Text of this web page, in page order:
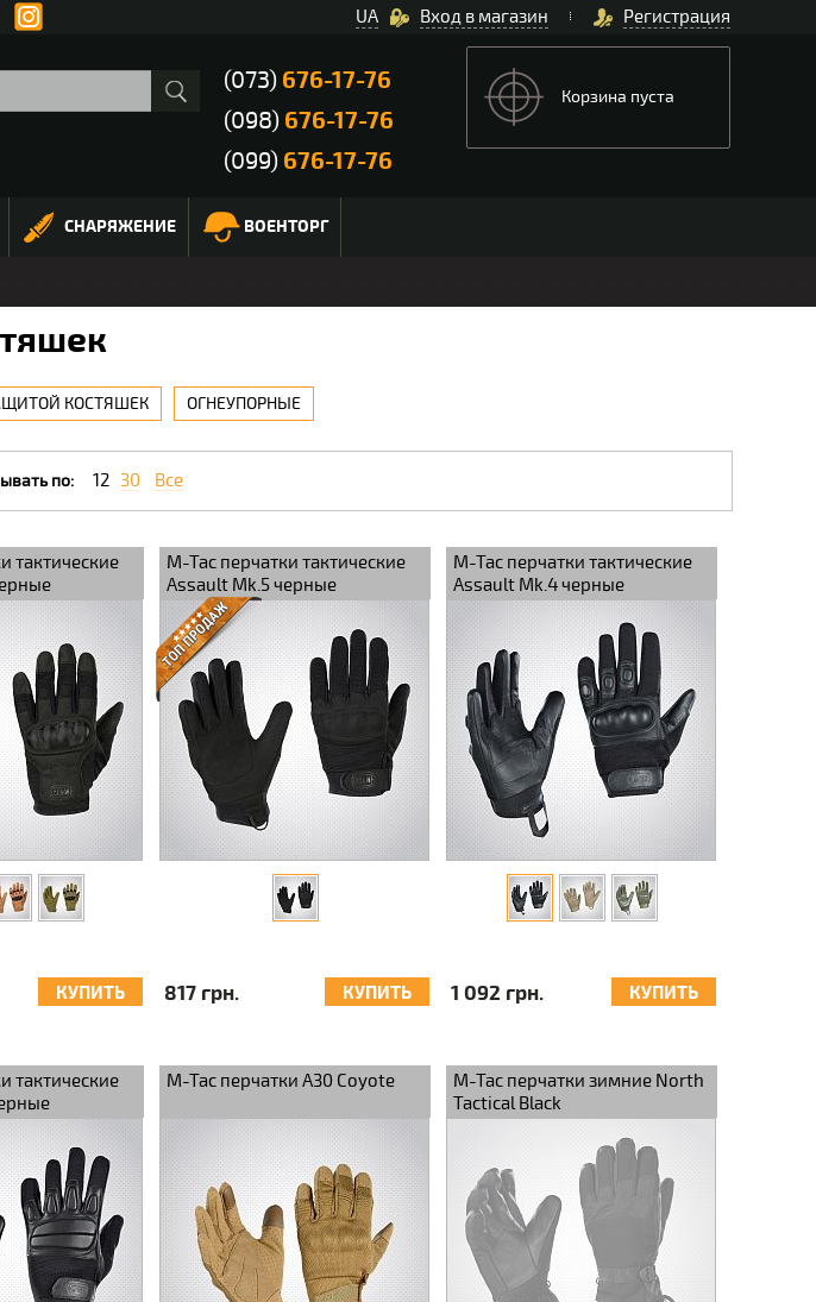
Вход в магазин Регистрация
UA
(073) 676-17-76
(098) 676-17-76
(099) 676-17-76
Корзина пуста
СНАРЯЖЕНИЕ ВОЕНТОРГ
КОСТЯШЕК ОГНЕУПОРНЫЕ
по: 12 30 Все
тактические
КУПИТЬ
M-Tac перчатки тактические
Assault Mk.5 черные
817 грн. КУПИТЬ
M-Tac перчатки тактические
Assault Mk.4 черные
1 092 грн. КУПИТЬ
тактические
M-Tac перчатки A30 Coyote
M-Tac перчатки зимние North
Tactical Black